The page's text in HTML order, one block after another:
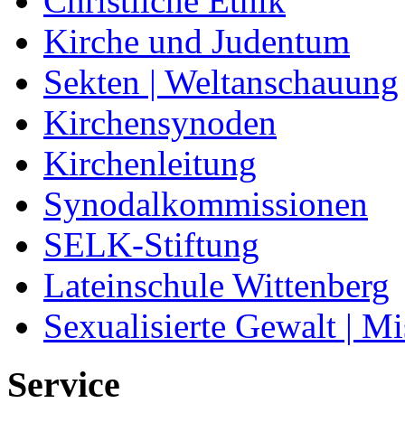
Kirche und Judentum
Sekten | Weltanschauung
Kirchensynoden
Kirchenleitung
Synodalkommissionen
SELK-Stiftung
Lateinschule Wittenberg
Sexualisierte Gewalt |
Service